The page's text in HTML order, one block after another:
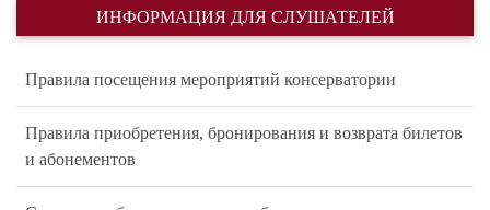
ИНФОРМАЦИЯ ДЛЯ СЛУШАТЕЛЕЙ
Правила посещения мероприятий консерватории
Правила приобретения, бронирования и возврата билетов
и абонементов